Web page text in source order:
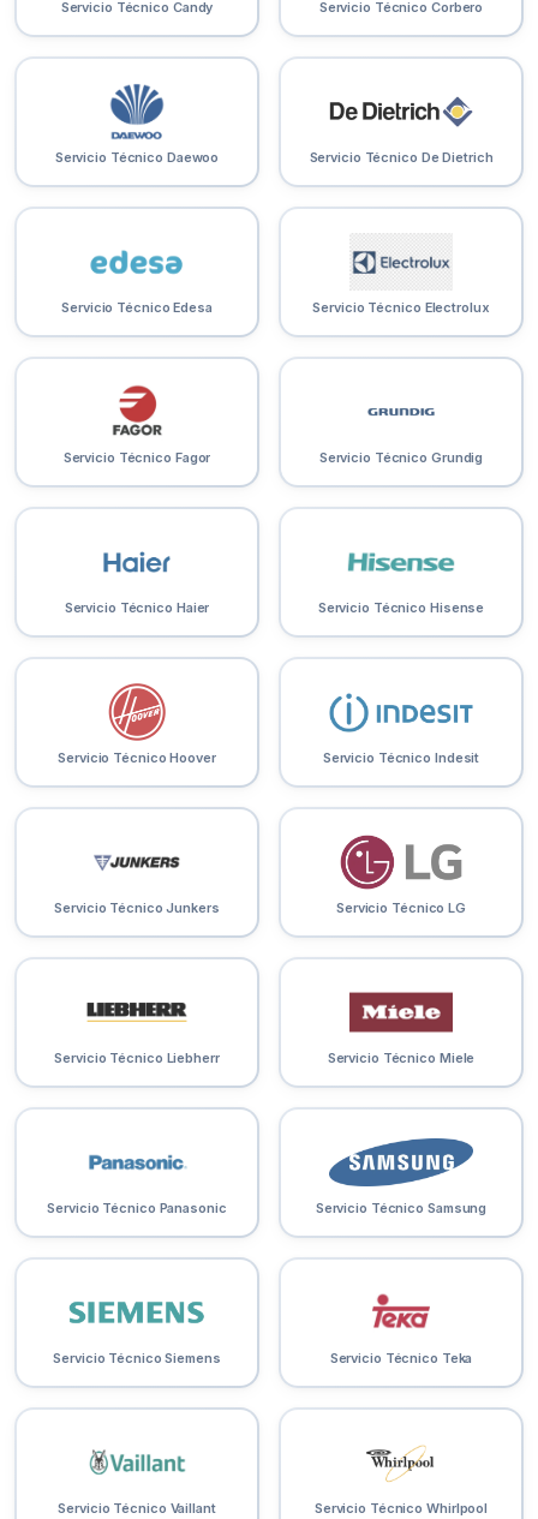
Servicio Técnico Candy Servicio Técnico Corbero
Servicio Técnico Daewoo Servicio Técnico De Dietrich
Servicio Técnico Edesa Servicio Técnico Electrolux
Servicio Técnico Fagor Servicio Técnico Grundig
Servicio Técnico Haier Servicio Técnico Hisense
Servicio Técnico Hoover Servicio Técnico Indesit
Servicio Técnico Junkers Servicio Técnico LG
Servicio Técnico Liebherr Servicio Técnico Miele
Servicio Técnico Panasonic Servicio Técnico Samsung
Servicio Técnico Siemens Servicio Técnico Teka
Servicio Técnico Vaillant Servicio Técnico Whirlpool